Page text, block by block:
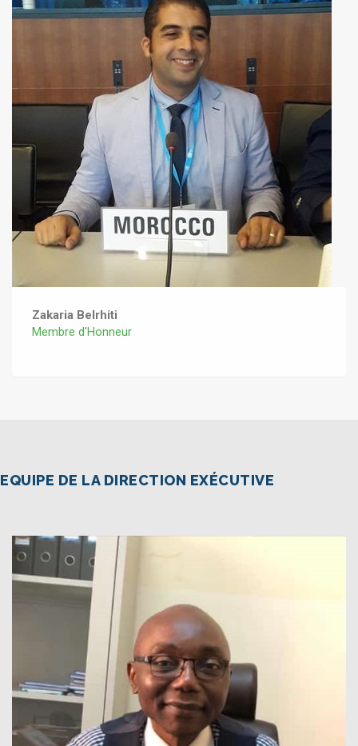
Zakaria Belrhiti
Membre d'Honneur
EQUIPE DE LA DIRECTION EXÉCUTIVE